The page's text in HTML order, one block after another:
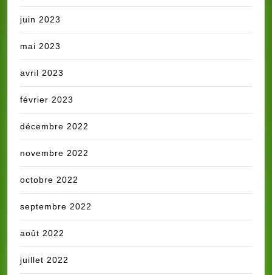
juin 2023
mai 2023
avril 2023
février 2023
décembre 2022
novembre 2022
octobre 2022
septembre 2022
août 2022
juillet 2022